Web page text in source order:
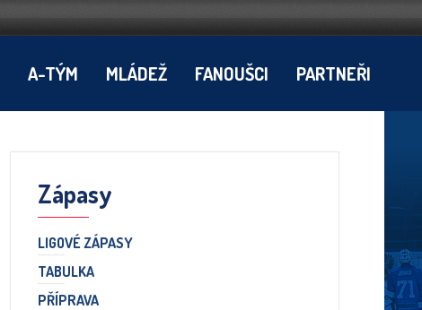
A-TÝM MLÁDEŽ FANOUŠCI PARTNEŘI
Zápasy
LIGOVÉ ZÁPASY
TABULKA
PŘÍPRAVA